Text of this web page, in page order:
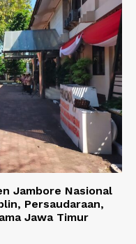
Jambore Nasional
Persaudaraan,
Jawa Timur